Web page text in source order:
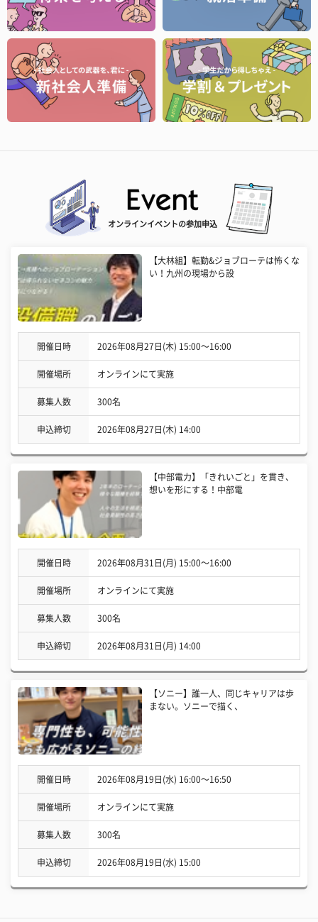
オンラインイベントの参加申込
【大林組】転勤&ジョブローテは怖くな
い！九州の現場から設
開催日時 2026年08月27日(木) 15:00〜16:00
開催場所 オンラインにて実施
募集人数 300名
申込締切 2026年08月27日(木) 14:00
【中部電力】「きれいごと」を貫き、
想いを形にする！中部電
開催日時 2026年08月31日(月) 15:00〜16:00
開催場所 オンラインにて実施
募集人数 300名
申込締切 2026年08月31日(月) 14:00
【ソニー】誰一人、同じキャリアは歩
まない。ソニーで描く、
開催日時 2026年08月19日(水) 16:00〜16:50
開催場所 オンラインにて実施
募集人数 300名
申込締切 2026年08月19日(水) 15:00